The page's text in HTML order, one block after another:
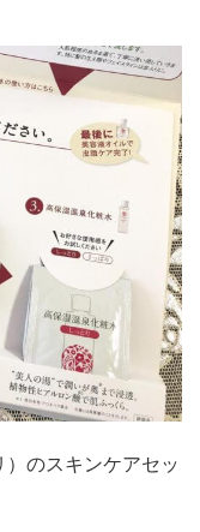
のスキンケアセッ